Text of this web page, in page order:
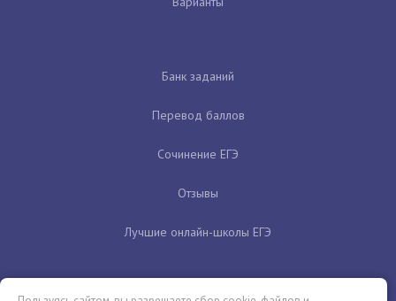
Банк заданий
Перевод баллов
Сочинение ЕГЭ
Отзывы
Лучшие онлайн-школы ЕГЭ